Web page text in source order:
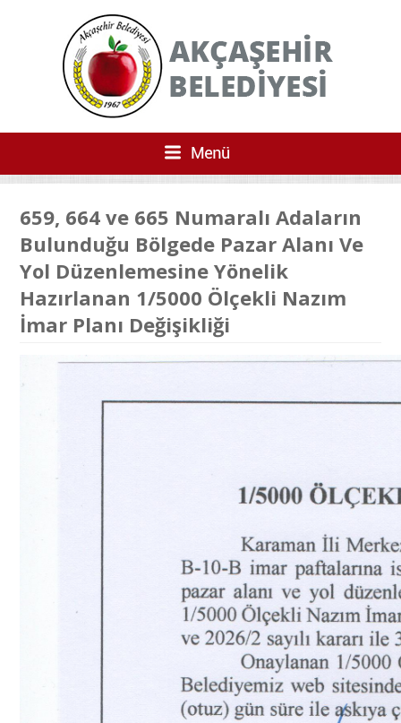
659, 664 ve 665 Numaralı Adaların
Bulunduğu Bölgede Pazar Alanı Ve
Yol Düzenlemesine Yönelik
Hazırlanan 1/5000 Ölçekli Nazım
İmar Planı Değişikliği